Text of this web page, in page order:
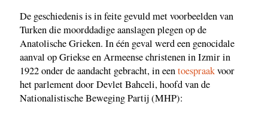
De geschiedenis is in feite gevuld met voorbeelden van
Turken die moorddadige aanslagen plegen op de
Anatolische Grieken. In één geval werd een genocidale
aanval op Griekse en Armeense christenen in Izmir in
1922 onder de aandacht gebracht, in eentoespraakvoor
het parlement door Devlet Bahceli, hoofd van de
Nationalistische Beweging Partij (MHP):